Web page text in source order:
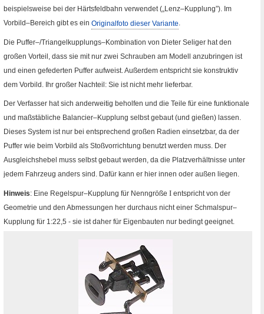
beispielsweise bei der Härtsfeldbahn verwendet („Lenz–Kupplung”). Im
Vorbild–Bereich gibt es ein Originalfoto dieser Variante.
Die Puffer–/Triangelkupplungs–Kombination von Dieter Seliger hat den
großen Vorteil, dass sie mit nur zwei Schrauben am Modell anzubringen ist
und einen gefederten Puffer aufweist. Außerdem entspricht sie konstruktiv
dem Vorbild. Ihr großer Nachteil: Sie ist nicht mehr lieferbar.
Der Verfasser hat sich anderweitig beholfen und die Teile für eine funktionale
und maßstäbliche Balancier–Kupplung selbst gebaut (und gießen) lassen.
Dieses System ist nur bei entsprechend großen Radien einsetzbar, da der
Puffer wie beim Vorbild als Stoßvorrichtung benutzt werden muss. Der
Ausgleichshebel muss selbst gebaut werden, da die Platzverhältnisse unter
jedem Fahrzeug anders sind. Dafür kann er hier innen oder außen liegen.
Hinweis: Eine Regelspur–Kupplung für Nenngröße I entspricht von der
Geometrie und den Abmessungen her durchaus nicht einer Schmalspur–
Kupplung für 1 :22,5 - sie ist daher für Eigenbauten nur bedingt geeignet.